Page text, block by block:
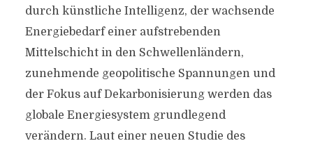
durch künstliche Intelligenz, der wachsende
Energiebedarf einer aufstrebenden
Mittelschicht in den Schwellenländern,
zunehmende geopolitische Spannungen und
der Fokus auf Dekarbonisierung werden das
globale Energiesystem grundlegend
verändern. Laut einer neuen Studie des